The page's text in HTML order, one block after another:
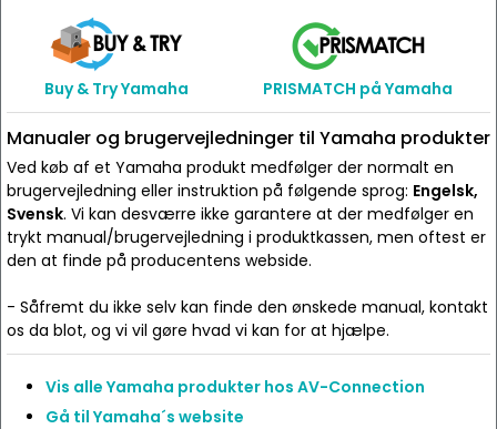
Buy & Try Yamaha PRISMATCH på Yamaha
Manualer og brugervejledninger til Yamaha produkter
Ved køb af et Yamaha produkt medfølger der normalt en
brugervejledning eller instruktion på følgende sprog: Engelsk,
Svensk. Vi kan desværre ikke garantere at der medfølger en
trykt manual/brugervejledning i produktkassen, men oftest er
den at finde på producentens webside.
- Såfremt du ikke selv kan finde den ønskede manual, kontakt
os da blot, og vi vil gøre hvad vi kan for at hjælpe.
Vis alle Yamaha produkter hos AV-Connection
Gå til Yamaha´s website